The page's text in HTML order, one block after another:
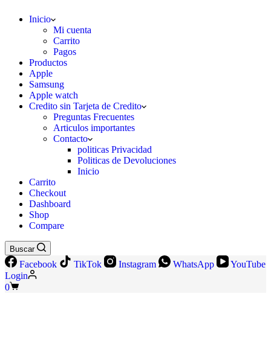
Inicio
Mi cuenta
Carrito
Pagos
Productos
Apple
Samsung
Apple watch
Credito sin Tarjeta de Credito
Preguntas Frecuentes
Articulos importantes
Contacto
politicas Privacidad
Politicas de Devoluciones
Inicio
Carrito
Checkout
Dashboard
Shop
Compare
Buscar
Facebook TikTok Instagram WhatsApp
YouTube
Login
Shopping
0